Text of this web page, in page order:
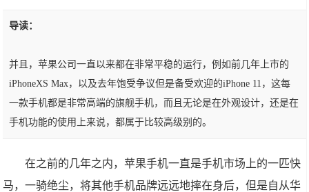
导读：
并且，苹果公司一直以来都在非常平稳的运行，例如前几年上市的
iPhoneXS Max，以及去年饱受争议但是备受欢迎的iPhone 11，这每
一款手机都是非常高端的旗舰手机，而且无论是在外观设计，还是在
手机功能的使用上来说，都属于比较高级别的。
在之前的几年之内，苹果手机一直是手机市场上的一匹快
马，一骑绝尘，将其他手机品牌远远地摔在身后，但是自从华